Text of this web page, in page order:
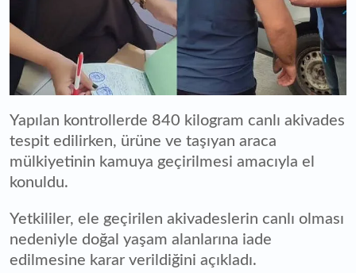
Yapılan kontrollerde 840 kilogram canlı akivades
tespit edilirken, ürüne ve taşıyan araca
mülkiyetinin kamuya geçirilmesi amacıyla el
konuldu.
Yetkililer, ele geçirilen akivadeslerin canlı olması
nedeniyle doğal yaşam alanlarına iade
edilmesine karar verildiğini açıkladı.